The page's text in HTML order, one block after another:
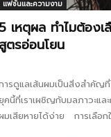
แฟชั่นและความงาม
5 เหตุผล ทำไมต้อง
สูตรอ่อนโยน
ารดูแลเส้นผมเป็นสิ่งสำคัญ
ยุคนี้ที่เราเผชิญกับมลภาวะแ
มเสียหายได้ง่าย การเลือ